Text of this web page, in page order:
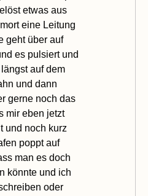
etwas aus
eine Leitung
geht über auf
es pulsiert und
auf dem
und dann
gerne noch das
mir eben jetzt
und noch kurz
poppt auf
man es doch
könnte und ich
oder